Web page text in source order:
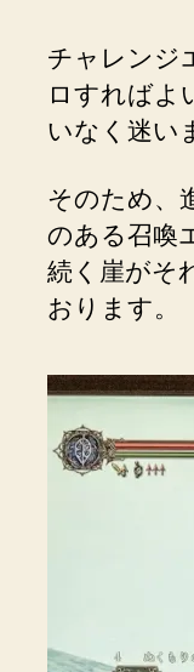
チャレンジ
ロすればよ
いなく迷い
そのため、
のある召喚
続く崖がそ
おります。